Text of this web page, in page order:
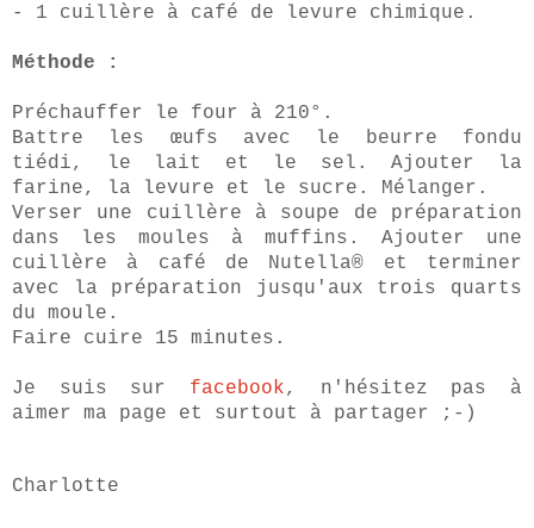
- 1 cuillère à café de levure chimique.
Méthode :
Préchauffer le four à 210°.
Battre les œufs avec le beurre fondu
tiédi, le lait et le sel. Ajouter la
farine, la levure et le sucre. Mélanger.
Verser une cuillère à soupe de préparation
dans les moules à muffins. Ajouter une
cuillère à café de Nutella® et terminer
avec la préparation jusqu'aux trois quarts
du moule.
Faire cuire 15 minutes.
Je suis sur facebook, n'hésitez pas à
aimer ma page et surtout à partager ;-)
Charlotte